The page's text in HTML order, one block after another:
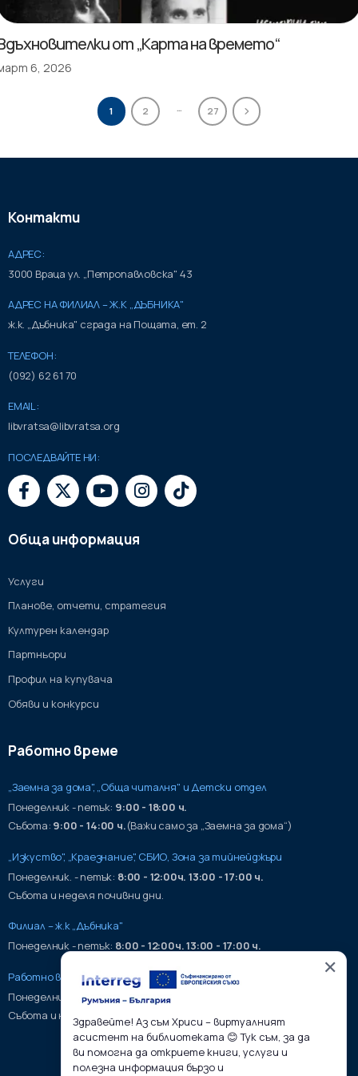
от „Карта на времето“
6, 2026
1 2 … 27
Контакти
АДРЕС:
3000 Враца ул. „Петропавловска" 43
АДРЕС НА ФИЛИАЛ – Ж.К „ДЪБНИКА"
ж.к. „Дъбника" сграда на Пощата, ет. 2
ТЕЛЕФОН:
(092) 62 61 70
EMAIL:
libvratsa@libvratsa.org
ПОСЛЕДВАЙТЕ НИ:
Обща информация
Услуги
Планове, отчети, стратегия
Културен календар
Партньори
Профил на купувача
Обяви и конкурси
Работно време
„Заемна за дома", „Обща читалня" и Детски отдел
Понеделник - петък: 9:00 - 18:00 ч.
Събота: 9:00 - 14:00 ч.(Важи само за „Заемна за дома“)
„Изкуство", „Краезнание", СБИО, Зона за тийнейджъри
Понеделник. - петък: 8:00 - 12:00ч. 13:00 - 17:00 ч.
Събота и неделя почивни дни.
Филиал – ж.к „Дъбника"
Понеделник - петък: 8:00 - 12:00ч. 13:00 - 17:00 ч.
Работно време на хранилища:
Понеделник - петък:9:00 - 17:00ч.
Събота и неделя почивни дни.
✕
Здравейте! Аз съм Хриси – виртуалният
асистент на библиотеката 😊 Тук съм, за да
ви помогна да откриете книги, услуги и
полезна информация бързо и